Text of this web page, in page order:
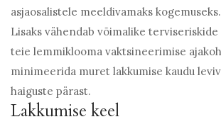
asjaosalistele meeldivamaks kogemuseks.
Lisaks vähendab võimalike
teie lemmiklooma vaktsineerimise
minimeerida muret lakkumise kaudu
haiguste pärast.
Lakkumise keel